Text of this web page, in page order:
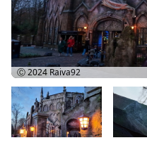
Ⓒ 2024 Raiva92